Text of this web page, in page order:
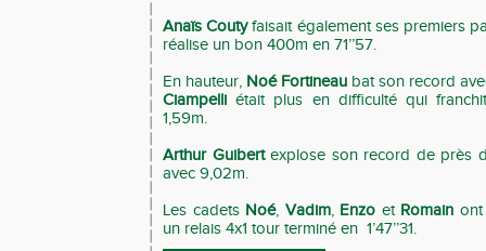
Anaïs Coutyfaisait également ses premiers
réalise un bon 400m en 71’’57.
En hauteur, Noé Fortineau bat son record
Ciampelli était plus en difficulté qui
1,59m.
Arthur Guibertexplose son record de près
avec 9,02m.
Les cadets Noé, Vadim, Enzo et Romain ont
un relais 4x1 tour terminé en 1’47’’31.